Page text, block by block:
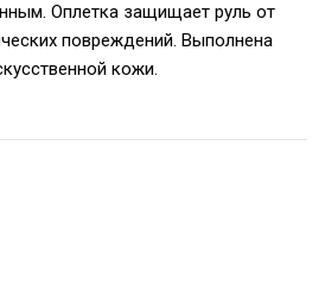
Оплетка защищает руль от
повреждений. Выполнена
кожи.